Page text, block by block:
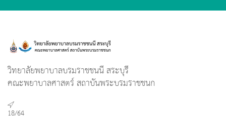
วิทยาลัยพยาบาลบรมราชชนนี สระบุรี
คณะพยาบาลศาสตร์ สถาบันพระบรมราชชนก